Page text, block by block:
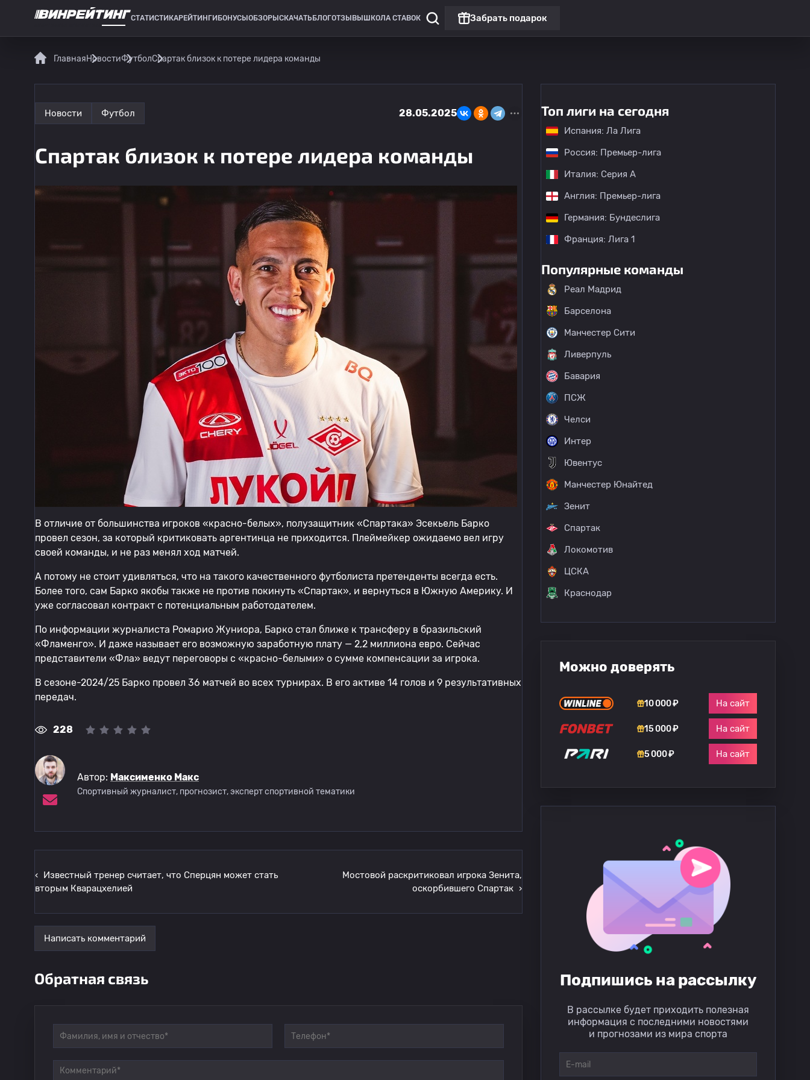
СТАТИСТИКАРЕЙТИНГИ БОНУСЫ ОБЗОРЫ СКАЧАТЬ БЛОГОТЗЫВЫ ШКОЛА СТАВОК Забрать подарок
ГлавнаяНовостиФутболСпартак близок к потере лидера команды
Новости Футбол 28.05.2025
Спартак близок к потере лидера команды
В отличие от большинства игроков «красно-белых», полузащитник «Спартака» Эсекьель Барко
провел сезон, за который критиковать аргентинца не приходится. Плеймейкер ожидаемо вел игру
своей команды, и не раз менял ход матчей.
А потому не стоит удивляться, что на такого качественного футболиста претенденты всегда есть.
Более того, сам Барко якобы также не против покинуть «Спартак», и вернуться в Южную Америку. И
уже согласовал контракт с потенциальным работодателем.
По информации журналиста Ромарио Жуниора, Барко стал ближе к трансферу в бразильский
«Фламенго». И даже называет его возможную заработную плату — 2,2 миллиона евро. Сейчас
представители «Фла» ведут переговоры с «красно-белыми» о сумме компенсации за игрока.
В сезоне-2024/25 Барко провел 36 матчей во всех турнирах. В его активе 14 голов и 9 результативных
передач.
228
Автор: Максименко Макс
Спортивный журналист, прогнозист, эксперт спортивной тематики
‹ Известный тренер считает, что Сперцян может стать
вторым Кварацхелией
Мостовой раскритиковал игрока Зенита,
оскорбившего Спартак ›
Написать комментарий
Обратная связь
Топ лиги на сегодня
Испания: Ла Лига
Россия: Премьер-лига
Италия: Серия А
Англия: Премьер-лига
Германия: Бундеслига
Франция: Лига 1
Популярные команды
Реал Мадрид
Барселона
Манчестер Сити
Ливерпуль
Бавария
ПСЖ
Челси
Интер
Ювентус
Манчестер Юнайтед
Зенит
Спартак
Локомотив
ЦСКА
Краснодар
Можно доверять
10 000 ₽ На сайт
15 000 ₽ На сайт
5 000 ₽ На сайт
Подпишись на рассылку
В рассылке будет приходить полезная
информация с последними новостями
и прогнозами из мира спорта